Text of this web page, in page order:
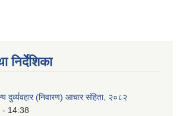
दुर्व्यवहार (निवारण) आचार संहिता, २०८२
- 14:38